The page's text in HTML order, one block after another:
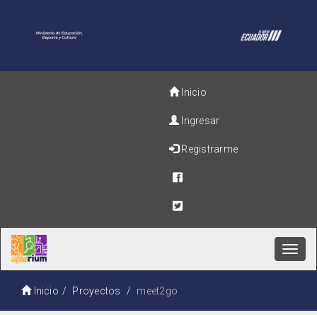
Inicio
Ingresar
Registrarme
Inicio Proyectos meet2go